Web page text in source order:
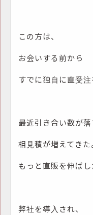
この方は、
お会いする前から
すでに独自に直受
最近引き合い数が落
相見積が増えてきた
もっと直販を伸ばし
弊社を導入され、